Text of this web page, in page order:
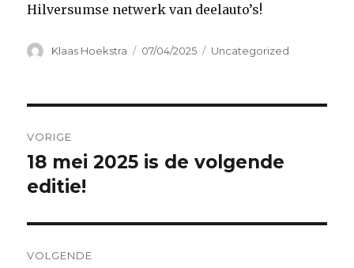
Hilversumse netwerk van deelauto’s!
Auteur
Klaas Hoekstra
Geplaatst
07/04/2025 Categorieën
Uncategorized
navigatie
VORIGE
Vorig
bericht:
18 mei 2025 is de volgende
editie!
VOLGENDE